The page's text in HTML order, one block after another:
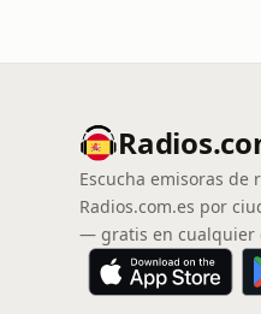
Escucha emisoras de
Radios.com.es por
— gratis en cualquier